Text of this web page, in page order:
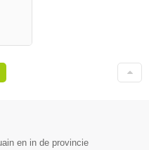
en in de provincie